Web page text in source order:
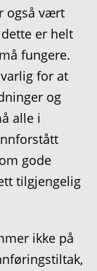
også vært
er helt
fungere.
for at
og
alle i
gode
tilgjengelig
ikke på